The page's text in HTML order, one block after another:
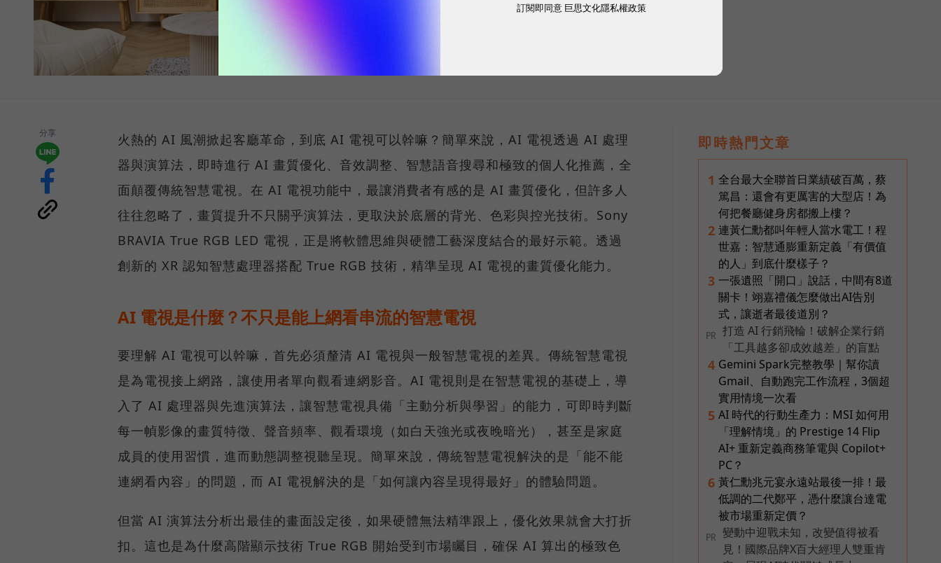
分享
火熱的 AI 風潮掀起客廳革命，到底 AI 電視可以幹嘛？簡單來說，AI 電視透過 AI 處理
器與演算法，即時進行 AI 畫質優化、音效調整、智慧語音搜尋和極致的個人化推薦，全
面顛覆傳統智慧電視。在 AI 電視功能中，最讓消費者有感的是 AI 畫質優化，但許多人
往往忽略了，畫質提升不只關乎演算法，更取決於底層的背光、色彩與控光技術。Sony
BRAVIA True RGB LED 電視，正是將軟體思維與硬體工藝深度結合的最好示範。透過
創新的 XR 認知智慧處理器搭配 True RGB 技術，精準呈現 AI 電視的畫質優化能力。
AI 電視是什麼？不只是能上網看串流的智慧電視
要理解 AI 電視可以幹嘛，首先必須釐清 AI 電視與一般智慧電視的差異。傳統智慧電視
是為電視接上網路，讓使用者單向觀看連網影音。AI 電視則是在智慧電視的基礎上，導
入了 AI 處理器與先進演算法，讓智慧電視具備「主動分析與學習」的能力，可即時判斷
每一幀影像的畫質特徵、聲音頻率、觀看環境（如白天強光或夜晚暗光），甚至是家庭
成員的使用習慣，進而動態調整視聽呈現。簡單來說，傳統智慧電視解決的是「能不能
連網看內容」的問題，而 AI 電視解決的是「如何讓內容呈現得最好」的體驗問題。
但當 AI 演算法分析出最佳的畫面設定後，如果硬體無法精準跟上，優化效果就會大打折
扣。這也是為什麼高階顯示技術 True RGB 開始受到市場矚目，確保 AI 算出的極致色
即時熱門文章
1 全台最大全聯首日業績破百萬，蔡
篤昌：還會有更厲害的大型店！為
何把餐廳健身房都搬上樓？
2 連黃仁勳都叫年輕人當水電工！程
世嘉：智慧通膨重新定義「有價值
的人」到底什麼樣子？
3 一張遺照「開口」說話，中間有8道
關卡！翊嘉禮儀怎麼做出AI告別
式，讓逝者最後道別？
PR
打造 AI 行銷飛輪！破解企業行銷
「工具越多卻成效越差」的盲點
4 Gemini Spark完整教學｜幫你讀
Gmail、自動跑完工作流程，3個超
實用情境一次看
5 AI 時代的行動生產力：MSI 如何用
「理解情境」的 Prestige 14 Flip
AI+ 重新定義商務筆電與 Copilot+
PC？
6 黃仁勳兆元宴永遠站最後一排！最
低調的二代鄭平，憑什麼讓台達電
被市場重新定價？
PR
變動中迎戰未知，改變值得被看
見！國際品牌X百大經理人雙重肯
訂閱即同意 巨思文化隱私權政策